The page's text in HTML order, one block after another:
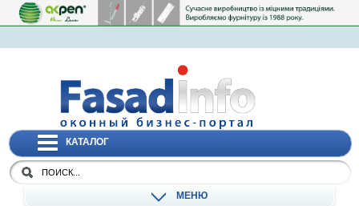
КАТАЛОГ
МЕНЮ